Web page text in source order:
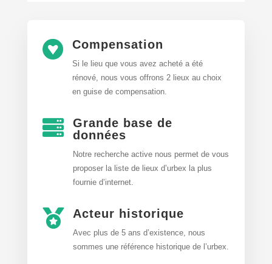
 Compensation
Si le lieu que vous avez acheté a été
rénové, nous vous offrons 2 lieux au choix
en guise de compensation.

Grande base de
données
Notre recherche active nous permet de vous
proposer la liste de lieux d’urbex la plus
fournie d’internet.
 Acteur historique
Avec plus de 5 ans d’existence, nous
sommes une référence historique de l’urbex.